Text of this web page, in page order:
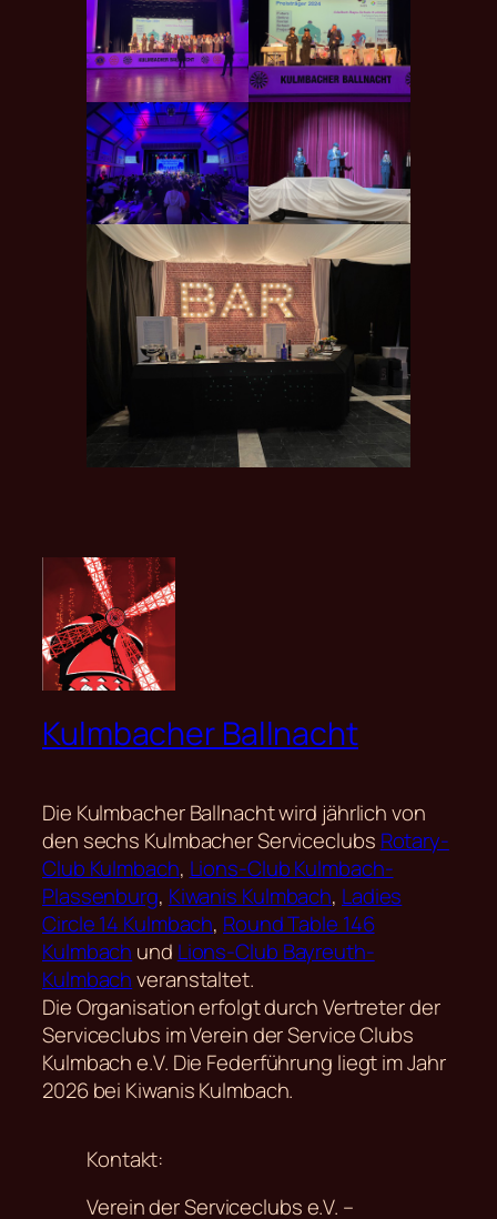
Kulmbacher Ballnacht
Die Kulmbacher Ballnacht wird jährlich von
den sechs Kulmbacher Serviceclubs Rotary-
Club Kulmbach, Lions-Club Kulmbach-
Plassenburg, Kiwanis Kulmbach, Ladies
Circle 14 Kulmbach, Round Table 146
Kulmbach und Lions-Club Bayreuth-
Kulmbachveranstaltet.
Die Organisation erfolgt durch Vertreter der
Serviceclubs im Verein der Service Clubs
Kulmbach e.V. Die Federführung liegt im Jahr
2026 bei Kiwanis Kulmbach.
Kontakt:
Verein der Serviceclubs e.V. –